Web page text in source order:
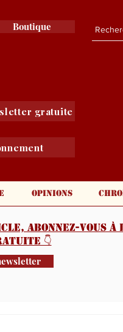
Boutique
gratuite
Opinions
abonnez-vous à
👇️